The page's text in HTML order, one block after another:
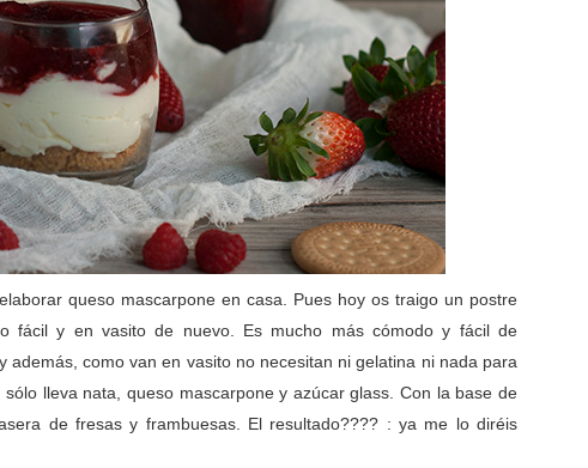
queso mascarpone en casa. Pues hoy os traigo un postre
fácil y en vasito de nuevo. Es mucho más cómodo y fácil de
como van en vasito no necesitan ni gelatina ni nada para
lleva nata, queso mascarpone y azúcar glass. Con la base de
de fresas y frambuesas. El resultado???? : ya me lo diréis